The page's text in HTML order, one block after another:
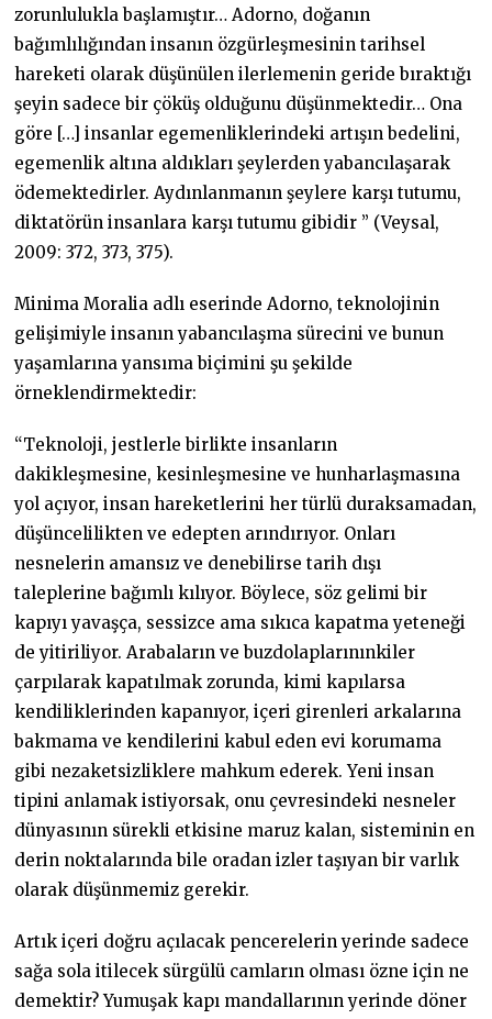
zorunlulukla başlamıştır… Adorno, doğanın
bağımlılığından insanın özgürleşmesinin tarihsel
hareketi olarak düşünülen ilerlemenin geride bıraktığı
şeyin sadece bir çöküş olduğunu düşünmektedir… Ona
göre […] insanlar egemenliklerindeki artışın bedelini,
egemenlik altına aldıkları şeylerden yabancılaşarak
ödemektedirler. Aydınlanmanın şeylere karşı tutumu,
diktatörün insanlara karşı tutumu gibidir ” (Veysal,
2009: 372, 373, 375).
Minima Moralia adlı eserinde Adorno, teknolojinin
gelişimiyle insanın yabancılaşma sürecini ve bunun
yaşamlarına yansıma biçimini şu şekilde
örneklendirmektedir:
“Teknoloji, jestlerle birlikte insanların
dakikleşmesine, kesinleşmesine ve hunharlaşmasına
yol açıyor, insan hareketlerini her türlü duraksamadan,
düşüncelilikten ve edepten arındırıyor. Onları
nesnelerin amansız ve denebilirse tarih dışı
taleplerine bağımlı kılıyor. Böylece, söz gelimi bir
kapıyı yavaşça, sessizce ama sıkıca kapatma yeteneği
de yitiriliyor. Arabaların ve buzdolaplarınınkiler
çarpılarak kapatılmak zorunda, kimi kapılarsa
kendiliklerinden kapanıyor, içeri girenleri arkalarına
bakmama ve kendilerini kabul eden evi korumama
gibi nezaketsizliklere mahkum ederek. Yeni insan
tipini anlamak istiyorsak, onu çevresindeki nesneler
dünyasının sürekli etkisine maruz kalan, sisteminin en
derin noktalarında bile oradan izler taşıyan bir varlık
olarak düşünmemiz gerekir.
Artık içeri doğru açılacak pencerelerin yerinde sadece
sağa sola itilecek sürgülü camların olması özne için ne
demektir? Yumuşak kapı mandallarının yerinde döner